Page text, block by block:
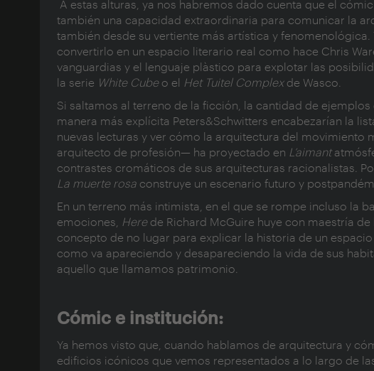
A estas alturas, ya nos habremos dado cuenta que el
también una capacidad extraordinaria para comunicar la
también desde su vertiente más artística y
convertirlo en un espacio literario real como hace Chris
vanguardias y el lenguaje plàstico para explotar las
la serie White Cubeo el Het Tuitel Complexde Wasco.
Si saltamos al terreno de la ficción, la cantidad de
manera más explícita Peters&Schwitters encabezarían la
nuevas lecturas y ver cómo la arquitectura del movimiento
arquitecto de profesión— ha proyectado en L’aimant
contrastes cromáticos de sus arquitecturas racionalistas.
La muerte rosa construye un escenario futuro y
En un terreno más intimista, en el que se rompe incluso la
emociones, Here de Richard McGuire huye con maestría
concepto de no lugar para explicar la historia de un
como va apareciendo y desapareciendo la vida de sus
aquello que llamamos patrimonio.
Cómic e institución:
Ya hemos visto que, cuando hablamos de arquitectura y
edificios icónicos que vemos representados a lo largo de